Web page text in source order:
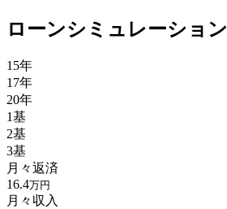
ローンシミュレーション
15年
17年
20年
1基
2基
3基
月々返済
16.4万円
月々収入